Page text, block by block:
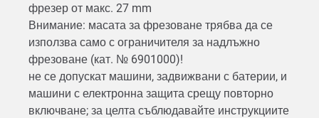
фрезер от макс. 27 mm
Внимание: масата за фрезоване трябва да се
използва само с ограничителя за надлъжно
фрезоване (кат. № 6901000)!
не се допускат машини, задвижвани с батерии, и
машини с електронна защита срещу повторно
включване; за целта съблюдавайте инструкциите